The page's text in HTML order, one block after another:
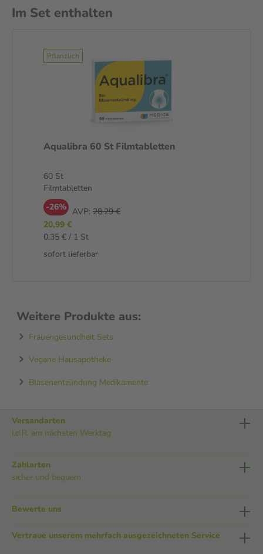
Im Set enthalten
Pflanzlich
Aqualibra 60 St Filmtabletten
60 St
Filmtabletten
-26% AVP: 28,29 €
20,99 €
0,35 € / 1 St
sofort lieferbar
Weitere Produkte aus:
Frauengesundheit Sets
Vegane Hausapotheke
Blasenentzündung Medikamente
Versandarten
i.d.R. am nächsten Werktag
Zahlarten
sicher und bequem
Bewerte uns
Vertraue unserem mehrfach ausgezeichneten Service